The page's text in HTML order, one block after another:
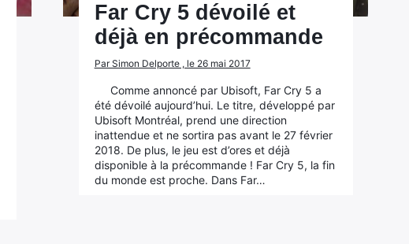
Far Cry 5 dévoilé et
déjà en précommande
Par Simon Delporte , le 26 mai 2017
Comme annoncé par Ubisoft, Far Cry 5 a
été dévoilé aujourd’hui. Le titre, développé par
Ubisoft Montréal, prend une direction
inattendue et ne sortira pas avant le 27 février
2018. De plus, le jeu est d’ores et déjà
disponible à la précommande ! Far Cry 5, la fin
du monde est proche. Dans Far…